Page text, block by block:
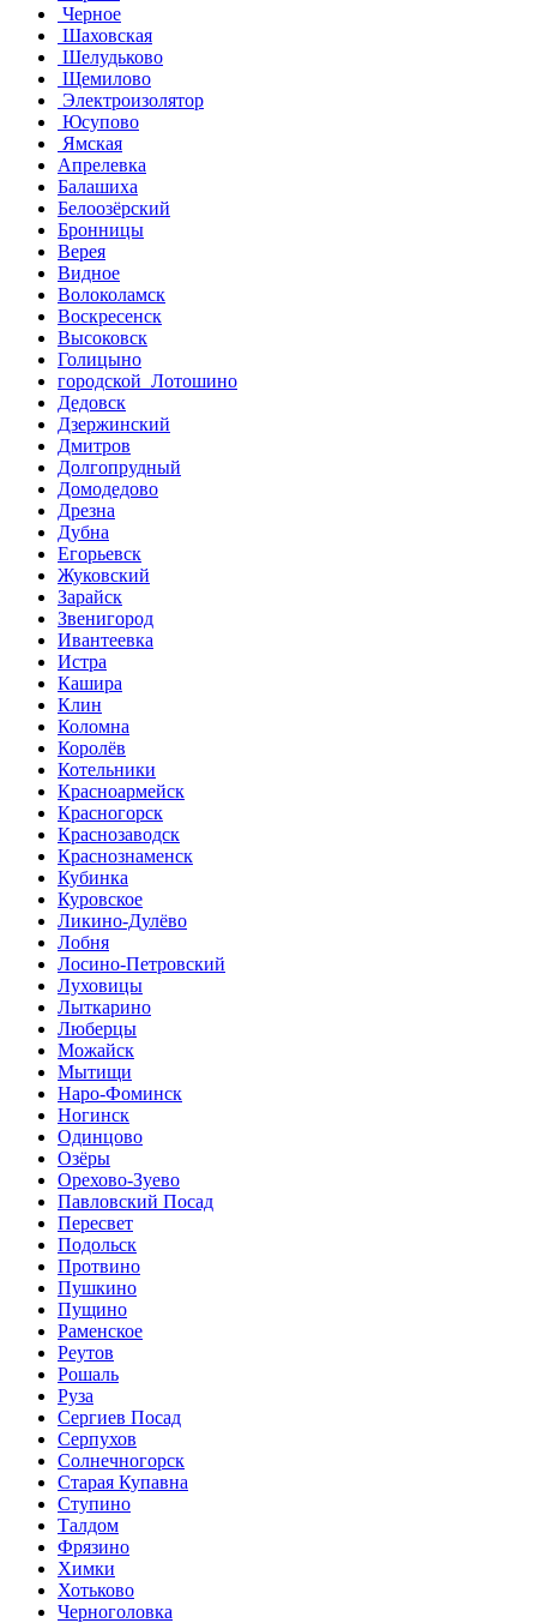
Черное
Шаховская
Шелудьково
Щемилово
Электроизолятор
Юсупово
Ямская
Апрелевка
Балашиха
Белоозёрский
Бронницы
Верея
Видное
Волоколамск
Воскресенск
Высоковск
Голицыно
городской Лотошино
Дедовск
Дзержинский
Дмитров
Долгопрудный
Домодедово
Дрезна
Дубна
Егорьевск
Жуковский
Зарайск
Звенигород
Ивантеевка
Истра
Кашира
Клин
Коломна
Королёв
Котельники
Красноармейск
Красногорск
Краснозаводск
Краснознаменск
Кубинка
Куровское
Ликино-Дулёво
Лобня
Лосино-Петровский
Луховицы
Лыткарино
Люберцы
Можайск
Мытищи
Наро-Фоминск
Ногинск
Одинцово
Озёры
Орехово-Зуево
Павловский Посад
Пересвет
Подольск
Протвино
Пушкино
Пущино
Раменское
Реутов
Рошаль
Руза
Сергиев Посад
Серпухов
Солнечногорск
Старая Купавна
Ступино
Талдом
Фрязино
Химки
Хотьково
Черноголовка